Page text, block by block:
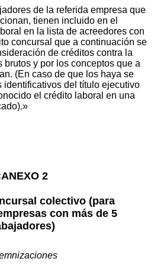
de la referida empresa que
tienen incluido en el
en la lista de acreedores con
concursal que a continuación se
de créditos contra la
brutos y por los conceptos que a
(En caso de que los haya se
identificativos del título ejecutivo
el crédito laboral en una
2
colectivo (para
con más de 5